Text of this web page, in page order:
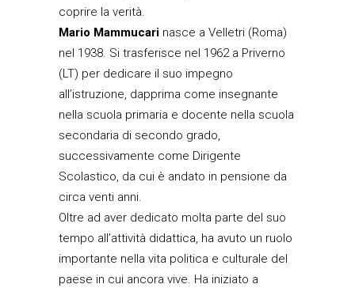
coprire la verità.
Mario Mammucari nasce a Velletri (Roma)
nel 1938. Si trasferisce nel 1962 a Priverno
(LT) per dedicare il suo impegno
all’istruzione, dapprima come insegnante
nella scuola primaria e docente nella scuola
secondaria di secondo grado,
successivamente come Dirigente
Scolastico, da cui è andato in pensione da
circa venti anni.
Oltre ad aver dedicato molta parte del suo
tempo all’attività didattica, ha avuto un ruolo
importante nella vita politica e culturale del
paese in cui ancora vive. Ha iniziato a